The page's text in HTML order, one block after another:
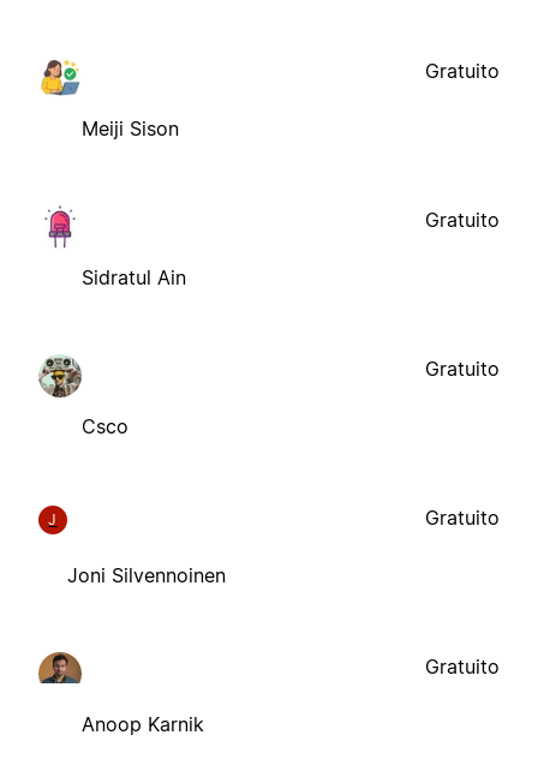
Meiji Sison
Gratuito
Sidratul Ain
Gratuito
Csco
Gratuito
J
Joni Silvennoinen
Gratuito
Anoop Karnik
Gratuito